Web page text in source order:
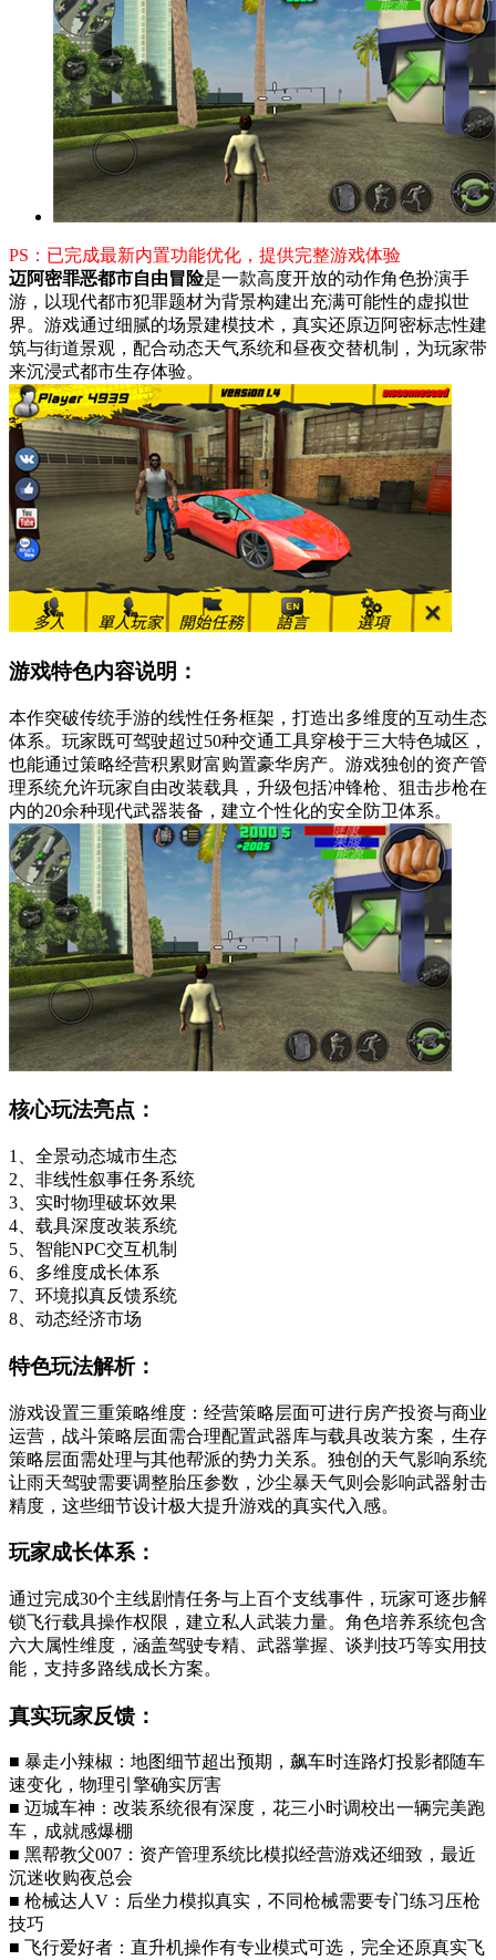
PS：已完成最新内置功能优化，提供完整游戏体验
迈阿密罪恶都市自由冒险是一款高度开放的动作角色扮演手
游，以现代都市犯罪题材为背景构建出充满可能性的虚拟世
界。游戏通过细腻的场景建模技术，真实还原迈阿密标志性建
筑与街道景观，配合动态天气系统和昼夜交替机制，为玩家带
来沉浸式都市生存体验。
游戏特色内容说明：
本作突破传统手游的线性任务框架，打造出多维度的互动生态
体系。玩家既可驾驶超过50种交通工具穿梭于三大特色城区，
也能通过策略经营积累财富购置豪华房产。游戏独创的资产管
理系统允许玩家自由改装载具，升级包括冲锋枪、狙击步枪在
内的20余种现代武器装备，建立个性化的安全防卫体系。
核心玩法亮点：
1、全景动态城市生态
2、非线性叙事任务系统
3、实时物理破坏效果
4、载具深度改装系统
5、智能NPC交互机制
6、多维度成长体系
7、环境拟真反馈系统
8、动态经济市场
特色玩法解析：
游戏设置三重策略维度：经营策略层面可进行房产投资与商业
运营，战斗策略层面需合理配置武器库与载具改装方案，生存
策略层面需处理与其他帮派的势力关系。独创的天气影响系统
让雨天驾驶需要调整胎压参数，沙尘暴天气则会影响武器射击
精度，这些细节设计极大提升游戏的真实代入感。
玩家成长体系：
通过完成30个主线剧情任务与上百个支线事件，玩家可逐步解
锁飞行载具操作权限，建立私人武装力量。角色培养系统包含
六大属性维度，涵盖驾驶专精、武器掌握、谈判技巧等实用技
能，支持多路线成长方案。
真实玩家反馈：
■ 暴走小辣椒：地图细节超出预期，飙车时连路灯投影都随车
速变化，物理引擎确实厉害
■ 迈城车神：改装系统很有深度，花三小时调校出一辆完美跑
车，成就感爆棚
■ 黑帮教父007：资产管理系统比模拟经营游戏还细致，最近
沉迷收购夜总会
■ 枪械达人V：后坐力模拟真实，不同枪械需要专门练习压枪
技巧
■ 飞行爱好者：直升机操作有专业模式可选，完全还原真实飞